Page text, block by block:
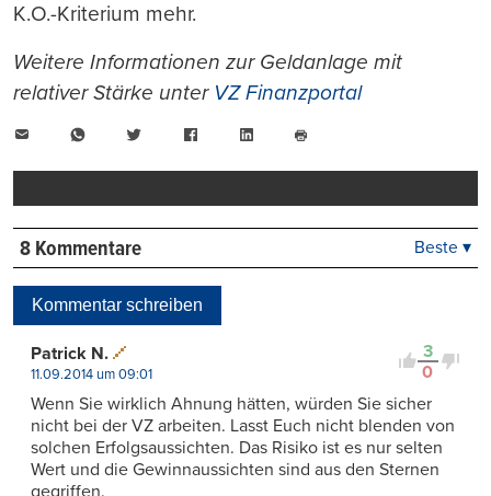
K.O.-Kriterium mehr.
Weitere Informationen zur Geldanlage mit
relativer Stärke unter VZ Finanzportal
WhatsAppTwitter FacebookLinkedIn
drucken
8 Kommentare Beste ▾
Kommentar schreiben
3
0
Patrick N.
11.09.2014 um 09:01
Wenn Sie wirklich Ahnung hätten, würden Sie sicher
nicht bei der VZ arbeiten. Lasst Euch nicht blenden von
solchen Erfolgsaussichten. Das Risiko ist es nur selten
Wert und die Gewinnaussichten sind aus den Sternen
gegriffen.